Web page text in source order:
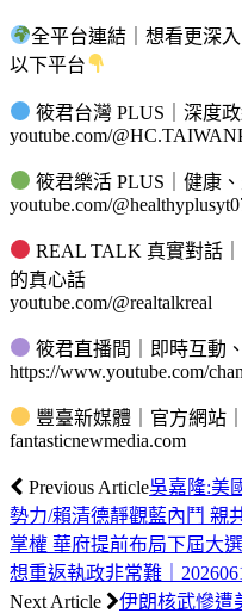
全平台連結｜想看更深
以下平台
筱君台灣 PLUS｜深度
youtube.com/
筱君樂活 PLUS｜健康
youtube.com/
REAL TALK 真實對話
的真心話
youtube.com/@realtalkreal
筱君直播間｜即時互動
https://www.youtube.com/
豐臺新媒體｜官方網站
fantasticnewmedia.com
Previous Article吳嘉隆:美
勢力/賴清德靜觀藍內鬥 親
掌權 華府提前布局下屆大
想重返執政非常難｜
Next Article
伊朗核武慘遭